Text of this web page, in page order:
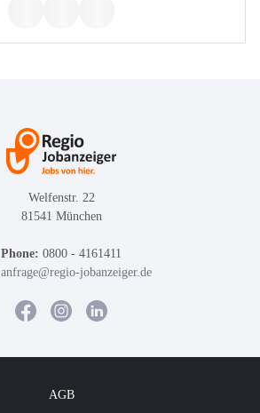
Welfenstr. 22
81541 München
Phone: 0800 - 4161411
anfrage@regio-jobanzeiger.de
AGB